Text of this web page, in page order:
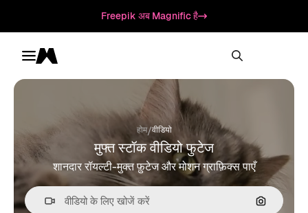
Freepik अब Magnific है
Toggle menu
Magnific
होम/वीडियो
मुफ्त स्टॉक वीडियो फुटेज
शानदार रॉयल्टी-मुक्त फ़ुटेज और मोशन ग्राफ़िक्स पाएँ
इमेज से खोजें